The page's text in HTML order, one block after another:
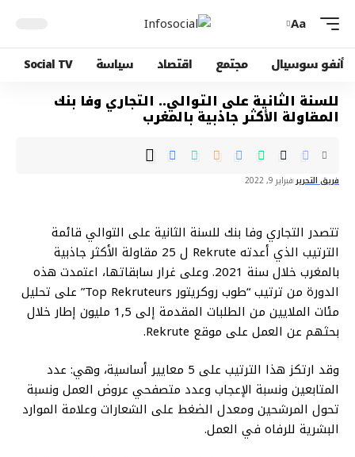
Aa
أنفو سوسيال مجتمع اقتصاد سياسة Social TV
للسنة الثانية على التوالي.. التجاري وفا بنك
المقاولة الأكثر جاذبية بالمغرب
فريق التحرير فبراير 9, 2022
تتصدر التجاري وفا بنك للسنة الثانية على التوالي قائمة
الترتيب الذي أعدته Rekrute ل 25 مقاولة الأكثر جاذبية
بالمغرب خلال سنة 2021. وعلى غرار سابقاتها، اعتمدت هذه
الدورة من ترتيب “طوب روكريتور Top Rekruteurs” على تحليل
مئات الملايين من الطلبات المقدمة إلى 1,5 مليون إطار خلال
بحثهم عن العمل على موقع Rekrute.
وقد ارتكز هذا الترتيب على 5 معايير أساسية، وهي: عدد
المتابعين ونسبة الإعجاب وعدد متصفحي عروض العمل ونسبة
تحول المرشحين ومعدل الضغط على الشعارات وعلامة الموارد
البشرية للرفاه في العمل.